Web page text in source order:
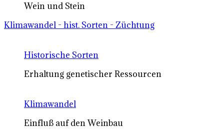
Wein und Stein
Klimawandel - hist. Sorten - Züchtung
Historische Sorten
Erhaltung genetischer Ressourcen
Klimawandel
Einfluß auf den Weinbau